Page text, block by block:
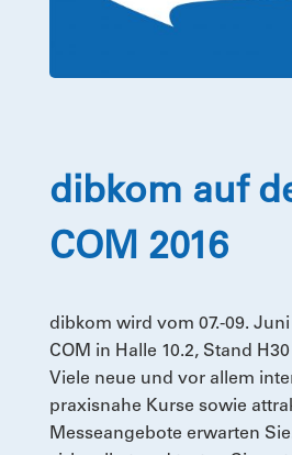
dibkom auf
COM 2016
dibkom wird vom 07.-09.
COM in Halle 10.2, Stand
Viele neue und vor allem
praxisnahe Kurse sowie
Messeangebote erwarten